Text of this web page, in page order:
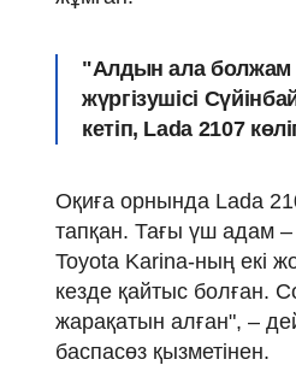
"Алдын ала болжам
жүргізушісі
кетіп, Lada 2107
Оқиға орнында Lada
тапқан. Тағы үш адам –
Toyota Karina-ның екі
кезде қайтыс болған.
жарақатын алған", –
баспасөз қызметінен.